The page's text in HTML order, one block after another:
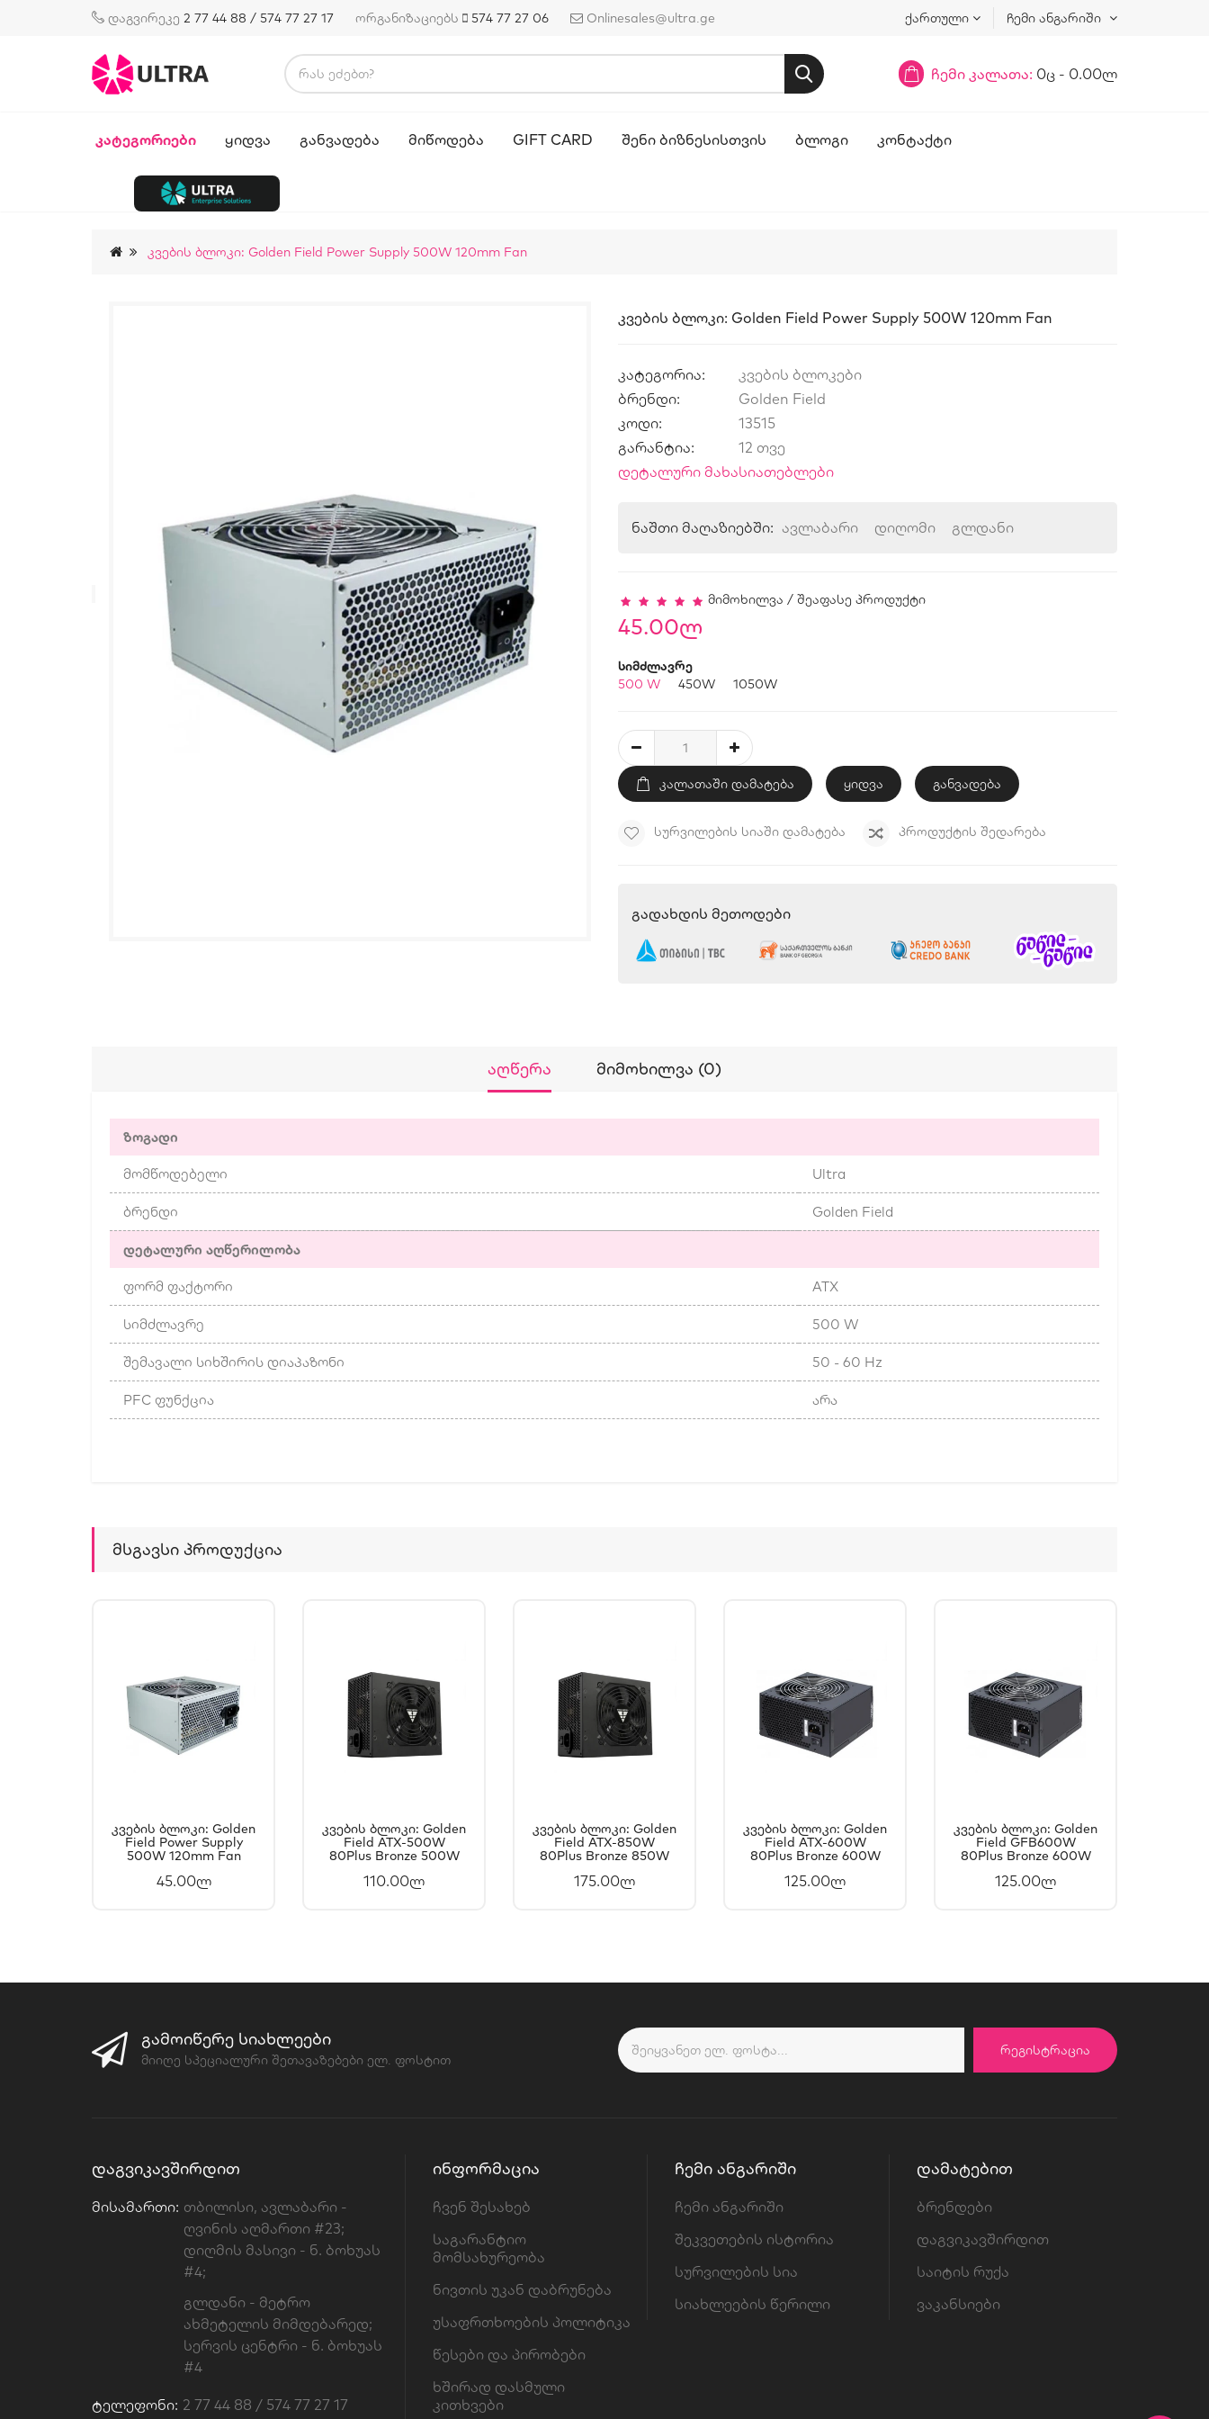
დაგვირეკე 2 77 44 88 / 574 77 27 17 ორგანიზაციებს 574 77 27 06 Onlinesales@ultra.ge ქართული ჩემი ანგარიში
ჩემი კალათა: 0ც - 0.00ლ
ᲙᲐᲢᲔᲒᲝᲠᲘᲔᲑᲘ ᲧᲘᲓᲕᲐ ᲒᲐᲜᲕᲐᲓᲔᲑᲐ ᲛᲘᲬᲝᲓᲔᲑᲐ GIFT CARD ᲨᲔᲜᲘ ᲑᲘᲖᲜᲔᲡᲘᲡᲗᲕᲘᲡ ᲑᲚᲝᲒᲘ ᲙᲝᲜᲢᲐᲥᲢᲘ
Კვების Ბლოკი: Golden Field Power Supply 500W 120mm Fan
Კვების Ბლოკი: Golden Field Power Supply 500W 120mm Fan
კატეგორია:
კვების ბლოკები
ბრენდი:
Golden Field
კოდი:
13515
გარანტია:
12 თვე
დეტალური მახასიათებლები
ნაშთი მაღაზიებში: ავლაბარი დიღომი გლდანი
მიმოხილვა / შეაფასე პროდუქტი
45.00ლ
სიმძლავრე
500 W
450W 1050W
ᲙᲐᲚᲐᲗᲐᲨᲘ ᲓᲐᲛᲐᲢᲔᲑᲐ ყიდვა განვადება
ᲡᲣᲠᲕᲘᲚᲔᲑᲘᲡ ᲡᲘᲐᲨᲘ ᲓᲐᲛᲐᲢᲔᲑᲐ ᲞᲠᲝᲓᲣᲥᲢᲘᲡ ᲨᲔᲓᲐᲠᲔᲑᲐ
Გადახდის Მეთოდები
Აღწერა Მიმოხილვა (0)
ზოგადი
მომწოდებელი Ultra
ბრენდი Golden Field
დეტალური აღწერილობა
ფორმ ფაქტორი ATX
სიმძლავრე 500 W
შემავალი სიხშირის დიაპაზონი 50 - 60 Hz
PFC ფუნქცია არა
Მსგავსი Პროდუქცია
ᲙᲐᲚᲐᲗᲐᲨᲘ
ᲓᲐᲛᲐᲢᲔᲑᲐ
Კვების Ბლოკი: Golden
Field Power Supply
500W 120mm Fan
45.00ლ
ᲙᲐᲚᲐᲗᲐᲨᲘ
ᲓᲐᲛᲐᲢᲔᲑᲐ
Კვების Ბლოკი: Golden
Field ATX-500W
80Plus Bronze 500W
110.00ლ
ᲙᲐᲚᲐᲗᲐᲨᲘ
ᲓᲐᲛᲐᲢᲔᲑᲐ
Კვების Ბლოკი: Golden
Field ATX-850W
80Plus Bronze 850W
175.00ლ
ᲙᲐᲚᲐᲗᲐᲨᲘ
ᲓᲐᲛᲐᲢᲔᲑᲐ
Კვების Ბლოკი: Golden
Field ATX-600W
80Plus Bronze 600W
125.00ლ
ᲙᲐᲚᲐᲗᲐᲨᲘ
ᲓᲐᲛᲐᲢᲔᲑᲐ
Კვების Ბლოკი: Golden
Field GFB600W
80Plus Bronze 600W
125.00ლ
ᲒᲐᲛᲝᲘᲬᲔᲠᲔ ᲡᲘᲐᲮᲚᲔᲔᲑᲘ
მიიღე სპეციალური შეთავაზებები ელ. ფოსტით
ᲠᲔᲒᲘᲡᲢᲠᲐᲪᲘᲐ
ᲓᲐᲒᲕᲘᲙᲐᲕᲨᲘᲠᲓᲘᲗ
Მისამართი: თბილისი, ავლაბარი -
ღვინის აღმართი #23;
დიღმის მასივი - ნ. ბოხუას
#4;
გლდანი - მეტრო
ახმეტელის მიმდებარედ;
სერვის ცენტრი - ნ. ბოხუას
#4
Ტელეფონი: 2 77 44 88 / 574 77 27 17
ᲘᲜᲤᲝᲠᲛᲐᲪᲘᲐ
ჩვენ შესახებ
საგარანტიო
მომსახურეობა
ნივთის უკან დაბრუნება
უსაფრთხოების პოლიტიკა
წესები და პირობები
ხშირად დასმული
კითხვები
ᲩᲔᲛᲘ ᲐᲜᲒᲐᲠᲘᲨᲘ
ჩემი ანგარიში
შეკვეთების ისტორია
სურვილების სია
სიახლეების წერილი
ᲓᲐᲛᲐᲢᲔᲑᲘᲗ
ბრენდები
დაგვიკავშირდით
საიტის რუქა
ვაკანსიები